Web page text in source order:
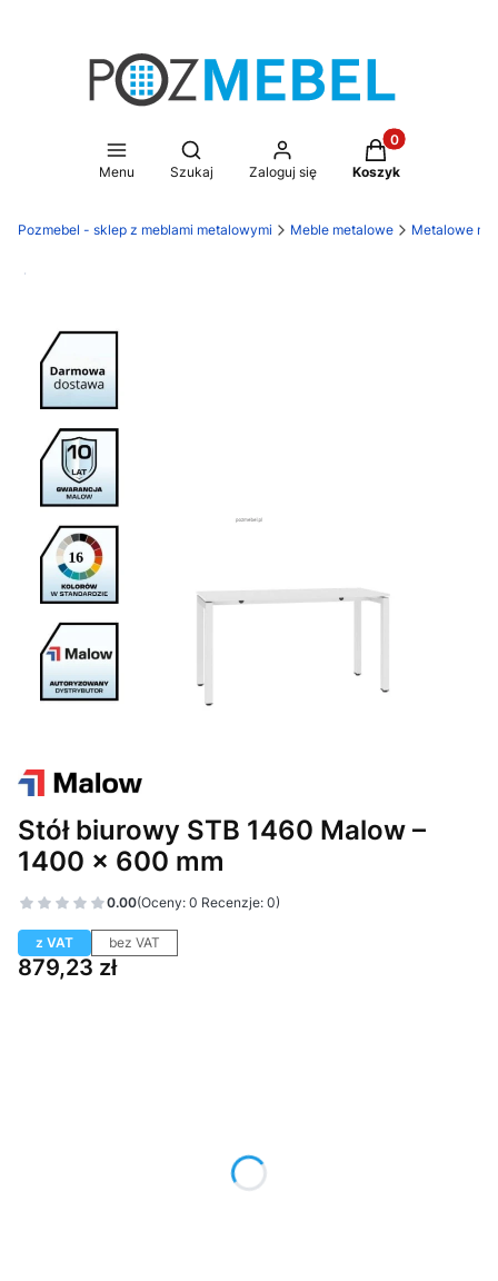
Menu
Otwórz wyszukiwarkę
Szukaj Zaloguj się
Produkty w
Koszyk
Pozmebel - sklep z meblami metalowymi Meble metalowe Metalowe
Darmowa dostawa
Stół biurowy STB 1460 Malow –
1400 × 600 mm
0.00(Oceny: 0 Recenzje: 0)
z VAT bez VAT
Cena
879,23 zł